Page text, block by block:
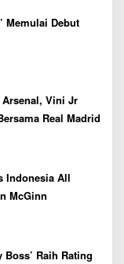
Memulai Debut
Arsenal, Vini Jr
Real Madrid
Indonesia All
McGinn
Boss’ Raih Rating